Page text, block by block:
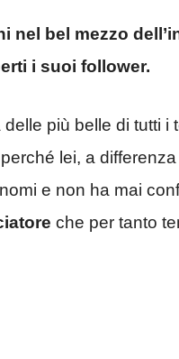
nel bel mezzo
i suoi follower.
più belle di tutti i
lei, a
e non ha mai
che per tanto